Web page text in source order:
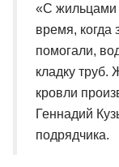
«С жильцами
время, когда
помогали,
кладку труб.
кровли
Геннадий
подрядчика.